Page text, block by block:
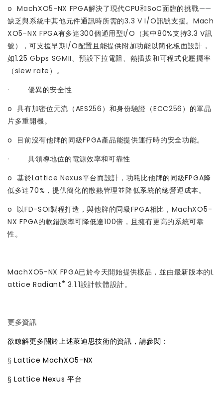
o MachXO5-NX FPGA解決了現代CPU和SoC面臨的挑戰——
缺乏與系統中其他元件通訊時所需的3.3 V I/O訊號支援。Mach
XO5-NX FPGA有多達300個通用型I/O（其中80%支持3.3 V訊
號），可支援早期I/O配置且能提供附加功能以簡化板面設計，
如1.25 Gbps SGMII、預設下拉電阻、熱插拔和可程式化壓擺率
（slew rate）。
· 優異的安全性
o 具有加密位元流（AES256）和身份驗證（ECC256）的單晶
片多重開機。
o 目前沒有他牌的同級FPGA產品能提供運行時的安全功能。
· 具領導地位的電源效率和可靠性
o 基於Lattice Nexus平台而設計，功耗比他牌的同級FPGA降
低多達70%，提供簡化的散熱管理並降低系統的總營運成本。
o 以FD-SOI製程打造，與他牌的同級FPGA相比，MachXO5-
NX FPGA的軟錯誤率可降低達100倍，且擁有更高的系統可靠
性。
MachXO5-NX FPGA已於今天開始提供樣品，並由最新版本的L
attice Radiant ® 3.1.1設計軟體設計。
更多資訊
欲瞭解更多關於上述萊迪思技術的資訊，請參閱：
§Lattice MachXO5-NX
§Lattice Nexus 平台